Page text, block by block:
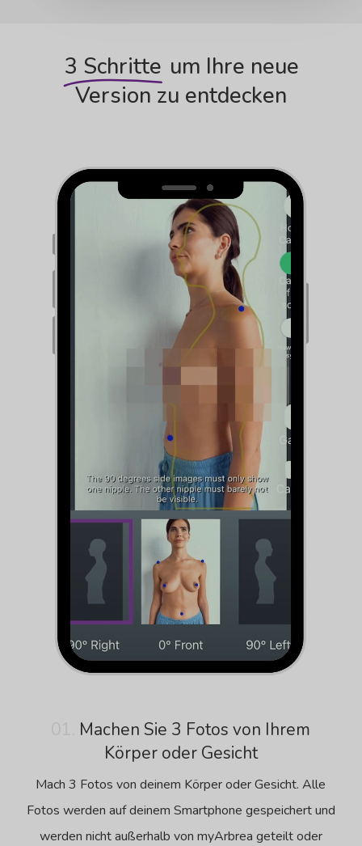
3 Schritte um Ihre neue
Version zu entdecken
Machen Sie 3 Fotos von Ihrem
Körper oder Gesicht
Mach 3 Fotos von deinem Körper oder Gesicht. Alle
Fotos werden auf deinem Smartphone gespeichert und
werden nicht außerhalb von myArbrea geteilt oder